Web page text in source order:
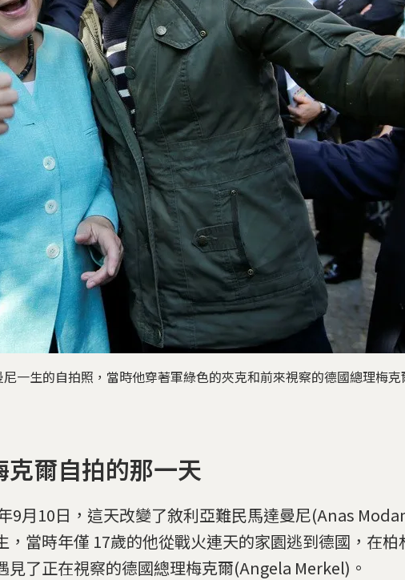
一生的自拍照，當時他穿著軍綠色的夾克和前來視察的德國總理梅克
克爾自拍的那一天
9月10日，這天改變了敘利亞難民馬達曼尼(Anas
，當時年僅 17歲的他從戰火連天的家園逃到德國，在柏
見了正在視察的德國總理梅克爾(Angela Merkel)。